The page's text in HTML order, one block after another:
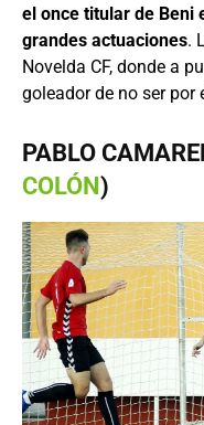
el once titular de Beni
grandes actuaciones.
Novelda CF, donde a
goleador de no ser por
PABLO
COLÓN)